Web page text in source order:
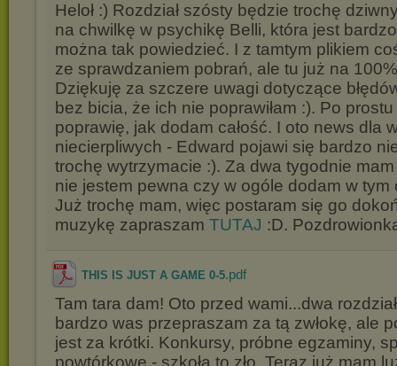
Heloł :) Rozdział szósty będzie trochę
na chwilkę w psychikę Belli, która jest
można tak powiedzieć. I z tamtym plikiem
ze sprawdzaniem pobrań, ale tu już na
Dziękuję za szczere uwagi dotyczące
bez bicia, że ich nie poprawiłam :). Po prostu
poprawię, jak dodam całość. I oto news dla
niecierpliwych - Edward pojawi się bardzo
trochę wytrzymacie :). Za dwa tygodnie
nie jestem pewna czy w ogóle dodam w tym
Już trochę mam, więc postaram się go
muzykę zapraszam TUTAJ :D.
THIS IS JUST A GAME 0-5.pdf
Tam tara dam! Oto przed wami...dwa
bardzo was przepraszam za tą zwłokę, ale
jest za krótki. Konkursy, próbne egzaminy,
powtórkowe - szkoła to zło. Teraz już mam